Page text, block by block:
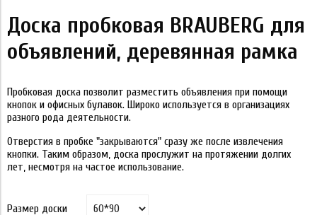
Доска пробковая BRAUBERG для
объявлений, деревянная рамка
Пробковая доска позволит разместить объявления при помощи
кнопок и офисных булавок. Широко используется в организациях
разного рода деятельности.
Отверстия в пробке "закрываются" сразу же после извлечения
кнопки. Таким образом, доска прослужит на протяжении долгих
лет, несмотря на частое использование.
Размер доски